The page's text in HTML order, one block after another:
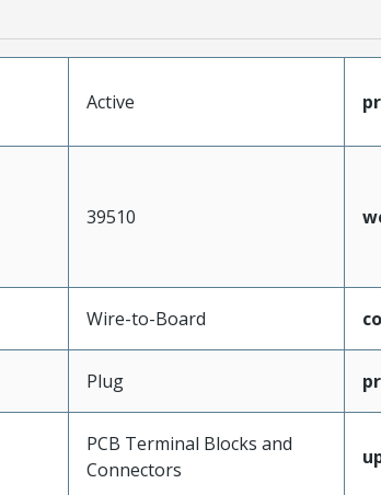
Active
39510
Wire-to-Board
Plug
PCB Terminal Blocks and
Connectors